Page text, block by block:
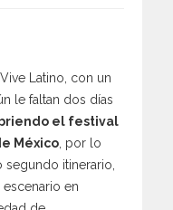
Latino, con un
le faltan dos días
el festival
México , por lo
itinerario,
en